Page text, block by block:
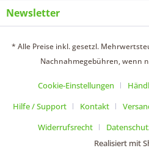
Newsletter
* Alle Preise inkl. gesetzl.
Nachnahmegebühren, wenn
Cookie-Einstellungen
Hilfe / Support
Kontakt
Widerrufsrecht
Realisiert mit